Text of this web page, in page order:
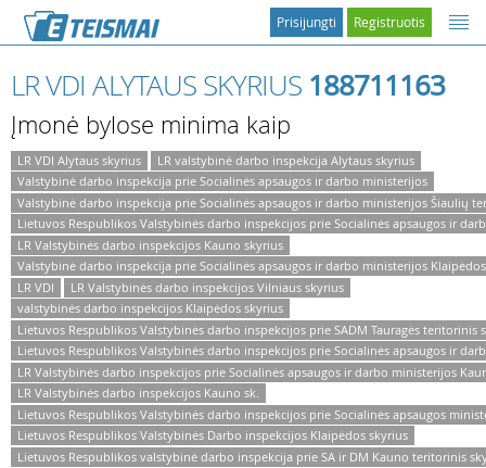
Registruotis
Prisijungti
LR VDI ALYTAUS SKYRIUS 188711163
Įmonė bylose minima kaip
LR VDI Alytaus skyrius
LR valstybinė darbo inspekcija Alytaus skyrius
Valstybinė darbo inspekcija prie Socialinės apsaugos ir darbo ministerijos
Valstybinė darbo inspekcija prie Socialinės apsaugos ir darbo ministerijos Šiaulių
Lietuvos Respublikos Valstybinės darbo inspekcijos prie Socialinės apsaugos ir
LR Valstybinės darbo inspekcijos Kauno skyrius
Valstybinė darbo inspekcija prie Socialinės apsaugos ir darbo ministerijos
LR VDI
LR Valstybinės darbo inspekcijos Vilniaus skyrius
valstybinės darbo inspekcijos Klaipėdos skyrius
Lietuvos Respublikos Valstybinės darbo inspekcijos prie SADM Tauragės teritorinis
Lietuvos Respublikos Valstybinės darbo inspekcijos prie Socialinės apsaugos ir
LR Valstybinės darbo inspekcijos prie Socialinės apsaugos ir darbo ministerijos
LR Valstybinės darbo inspekcijos Kauno sk.
Lietuvos Respublikos Valstybinės darbo inspekcijos prie Socialinės apsaugos
Lietuvos Respublikos Valstybinės Darbo inspekcijos Klaipėdos skyrius
Lietuvos Respublikos valstybinė darbo inspekcija prie SA ir DM Kauno teritorinis